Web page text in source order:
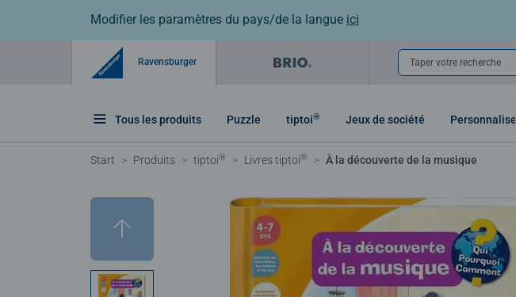
Modifier les paramètres du pays/de la langue ici
Ravensburger Taper votre recherche
Tous les produits Puzzle tiptoi® Jeux de société Personnaliser
Start Produits tiptoi® Livres tiptoi® À la découverte de la musique